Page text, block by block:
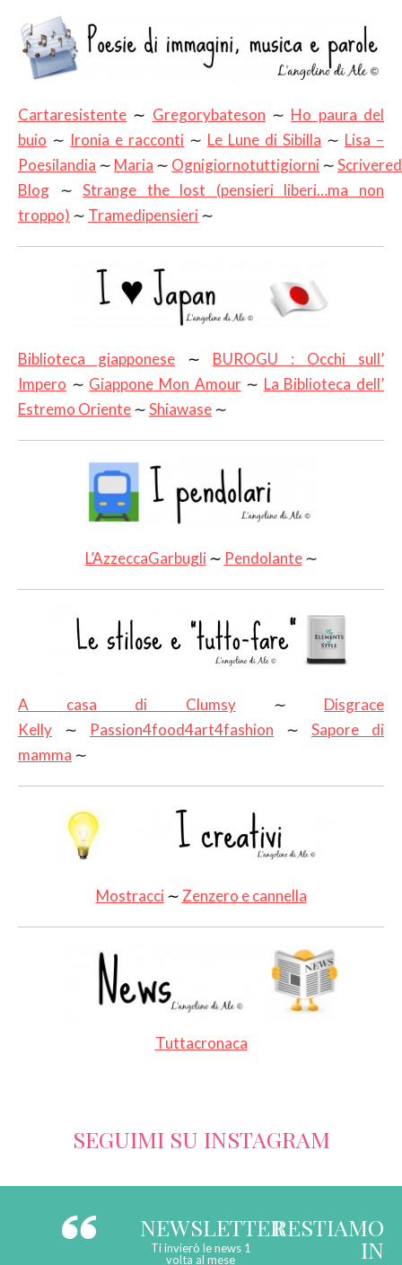
Cartaresistente ∼ Gregorybateson ∼ Ho paura del
buio ∼ Ironia e racconti ∼ Le Lune di Sibilla ∼ Lisa –
Poesilandia ∼ Maria ∼ Ognigiornotuttigiorni∼
Blog ∼Strange the lost (pensieri liberi…ma non
troppo) ∼ Tramedipensieri∼
Biblioteca giapponese ∼
BUROGU : Occhi sull’
Impero ∼ Giappone Mon Amour∼ La Biblioteca dell’
Estremo Oriente∼Shiawase∼
L’AzzeccaGarbugli ∼ Pendolante∼
A casa di Clumsy ∼ Disgrace
Kelly ∼ Passion4food4art4fashion ∼ Sapore di
mamma ∼
Mostracci ∼ Zenzero e cannella
Tuttacronaca
SEGUIMI SU INSTAGRAM
NEWSLETTER
Ti invierò le news 1
volta al mese
RESTIAMO
IN